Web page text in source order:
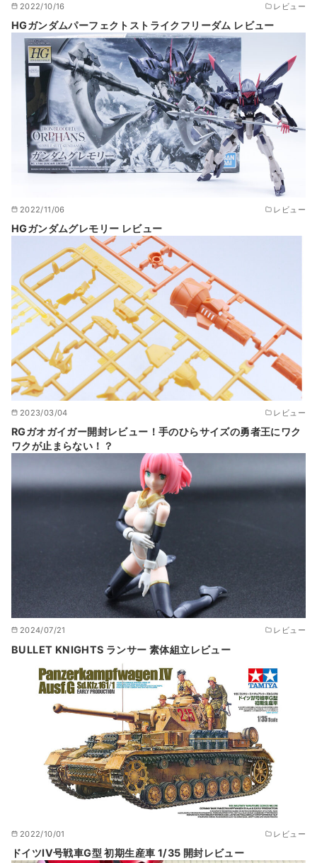
2022/10/16 レビュー
HGガンダムパーフェクトストライクフリーダム レビュー
2022/11/06 レビュー
HGガンダムグレモリー レビュー
2023/03/04 レビュー
RGガオガイガー開封レビュー！手のひらサイズの勇者王にワク
ワクが止まらない！？
2024/07/21 レビュー
BULLET KNIGHTS ランサー 素体組立レビュー
2022/10/01 レビュー
ドイツIV号戦車G型 初期生産車 1/35 開封レビュー